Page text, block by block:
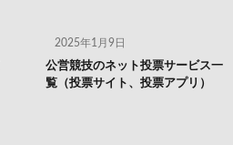
2025年1月9日
公営競技のネット投票サービス一
覧（投票サイト、投票アプリ）